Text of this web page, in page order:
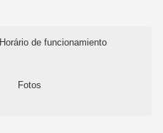
Horário de funcionamiento
Fotos